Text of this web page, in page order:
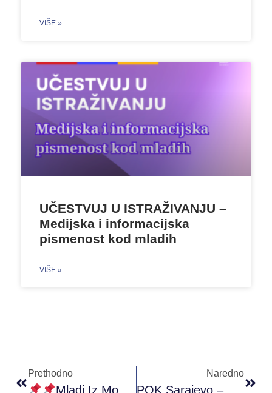
VIŠE »
UČESTVUJ U ISTRAŽIVANJU –
Medijska i informacijska
pismenost kod mladih
VIŠE »
Prethodno
Mladi Iz Mostara I Bijeljine U Parlamentarnoj Skupštini BiH 02.10.2019
Naredno